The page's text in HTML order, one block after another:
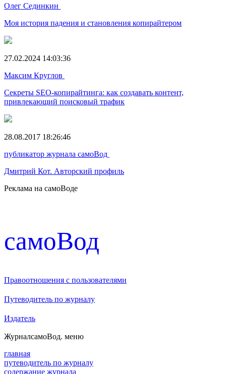
Олег Сединкин
Моя история падения и становления копирайтером
27.02.2024 14:03:36
Максим Круглов
Секреты SEO-копирайтинга: как создавать контент,
привлекающий поисковый трафик
28.08.2017 18:26:46
публикатор журнала самоВод
Дмитрий Кот. Авторский профиль
Реклама на самоВоде
cамоВод
Правоотношения с пользователями
Путеводитель по журналу
Издатель
ЖурналсамоВод. меню
главная
путеводитель по журналу
содержание журнала